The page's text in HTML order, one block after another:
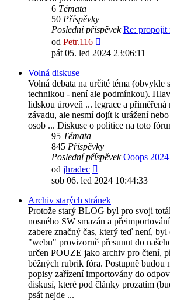
6 Témata
50 Příspěvky
Poslední příspěvek Re: propojit
od Petr.116
poslední
pát 05. led 2024 23:06:11
Volná diskuse
Volná debata na určité téma (obvykle
technikou - není ale podmínkou).
lidskou úroveň ... legrace a přiměřená
závadu, ale nesmí dojít k urážení
osob ... Diskuse o politice na toto
95 Témata
845 Příspěvky
Poslední příspěvek Ooops 2024
od jhradec
poslední
sob 06. led 2024 10:44:33
Archiv starých stránek
Protože starý BLOG byl pro svoji
nosného SW smazán a
zabere značný čas, který teď není,
"webu" provizorně přesunut do
určen POUZE jako archiv pro čtení,
běžných rubrik fóra. Postupně budou
popisy zařízení importovány do
diskusí, které pod články prozatím
psát nejde ...